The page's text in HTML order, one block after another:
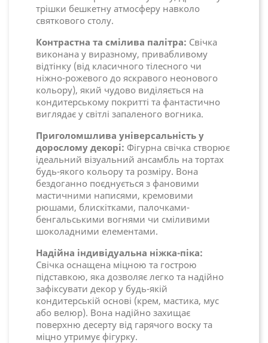
трішки бешкетну атмосферу навколо
святкового столу.
Контрастна та смілива палітра: Свічка
виконана у виразному, привабливому
відтінку (від класичного тілесного чи
ніжно-рожевого до яскравого неонового
кольору), який чудово виділяється на
кондитерському покритті та фантастично
виглядає у світлі запаленого вогника.
Приголомшлива універсальність у
дорослому декорі: Фігурна свічка створює
ідеальний візуальний ансамбль на тортах
будь-якого кольору та розміру. Вона
бездоганно поєднується з фановими
мастичними написями, кремовими
рюшами, блискітками, палочками-
бенгальськими вогнями чи сміливими
шоколадними елементами.
Надійна індивідуальна ніжка-піка:
Свічка оснащена міцною та гострою
підставкою, яка дозволяє легко та надійно
зафіксувати декор у будь-якій
кондитерській основі (крем, мастика, мус
або велюр). Вона надійно захищає
поверхню десерту від гарячого воску та
міцно утримує фігурку.